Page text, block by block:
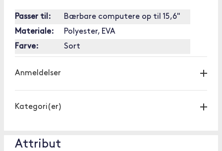
Passer til:
Bærbare computere op til 15,6"
Materiale:
Polyester, EVA
Farve:
Sort
Anmeldelser
Kategori(er)
Attribut